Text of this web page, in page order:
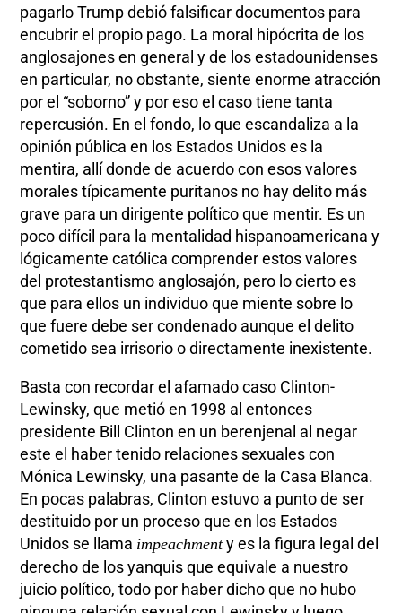
pagarlo Trump debió falsificar documentos para
encubrir el propio pago. La moral hipócrita de los
anglosajones en general y de los estadounidenses
en particular, no obstante, siente enorme atracción
por el “soborno” y por eso el caso tiene tanta
repercusión. En el fondo, lo que escandaliza a la
opinión pública en los Estados Unidos es la
mentira, allí donde de acuerdo con esos valores
morales típicamente puritanos no hay delito más
grave para un dirigente político que mentir. Es un
poco difícil para la mentalidad hispanoamericana y
lógicamente católica comprender estos valores
del protestantismo anglosajón, pero lo cierto es
que para ellos un individuo que miente sobre lo
que fuere debe ser condenado aunque el delito
cometido sea irrisorio o directamente inexistente.
Basta con recordar el afamado caso Clinton-
Lewinsky, que metió en 1998 al entonces
presidente Bill Clinton en un berenjenal al negar
este el haber tenido relaciones sexuales con
Mónica Lewinsky, una pasante de la Casa Blanca.
En pocas palabras, Clinton estuvo a punto de ser
destituido por un proceso que en los Estados
Unidos se llama impeachmenty es la figura legal del
derecho de los yanquis que equivale a nuestro
juicio político, todo por haber dicho que no hubo